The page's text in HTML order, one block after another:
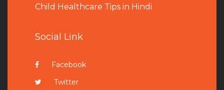
Child Healthcare Tips in Hindi
Social Link
Facebook
Twitter